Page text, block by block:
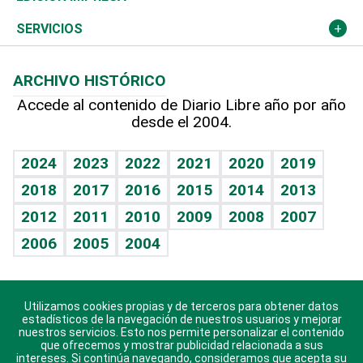
Resto del mundo
Economía personal
Podcast Arte Libre
Hablando con el pediatra
Vida y familia
Eñe
Celebrando la vida
Sin complejos
En pocas palabras
Escuchando al corazón
Economía Personal
Más deportes
Línea de hit
TBT Deportivo
Columnistas
Más firmas
Cambio climático
Opinión
Hecho en casa
Guía del dinero
SERVICIOS
Cumpleaños
Horóscopos
Crucigramas
ARCHIVO HISTÓRICO
Accede al contenido de Diario Libre año por año
desde el 2004.
2024 2023 2022 2021 2020
2019
2018
2017 2016 2015 2014
2013
2012
2011 2010 2009 2008
2007
2006
2005 2004
Descarga nuestras aplicaciones para Android, iOS y
sistema Huawei.
Utilizamos cookies propias y de terceros para obtener datos
estadísticos de la navegación de nuestros usuarios y mejorar
nuestros servicios. Esto nos permite personalizar el contenido
que ofrecemos y mostrar publicidad relacionada a sus
intereses. Si continúa navegando, consideramos que acepta su